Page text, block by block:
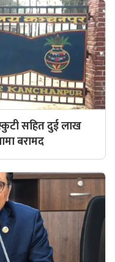
सहित दुई लाख
बरामद